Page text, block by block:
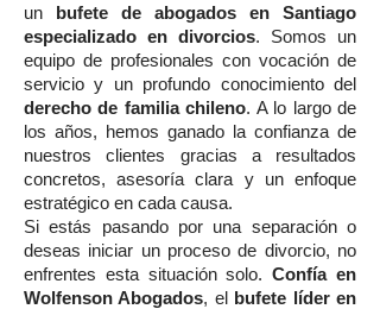
un
bufete de abogados en Santiago
especializado en divorcios. Somos un
equipo de profesionales con vocación de
servicio y un profundo conocimiento del
derecho de familia chileno. A lo largo de
los años, hemos ganado la confianza de
nuestros clientes gracias a resultados
concretos, asesoría clara y un enfoque
estratégico en cada causa.
Si estás pasando por una separación o
deseas iniciar un proceso de divorcio, no
enfrentes esta situación solo.Confía en
Wolfenson Abogados, el
bufete líder en